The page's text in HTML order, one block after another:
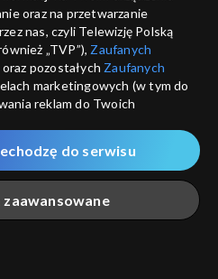
Pegaz
06.11.2019
Pegaz
20.11.2019
oraz na przetwarzanie
nas, czyli Telewizję Polską
„TVP”), Zaufanych
oraz pozostałych Zaufanych
marketingowych (w tym do
reklam do Twoich
zgody na udostępnianie
do Google.
podczas odwiedzania przez
serwisówzwanych dalej
za pomocą
do serwisu